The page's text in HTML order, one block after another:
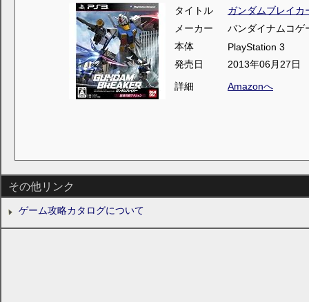
タイトル
ガンダムブレイカ
メーカー
バンダイナムコゲ
本体
PlayStation 3
発売日
2013年06月27日
詳細
Amazonへ
その他リンク
ゲーム攻略カタログについて